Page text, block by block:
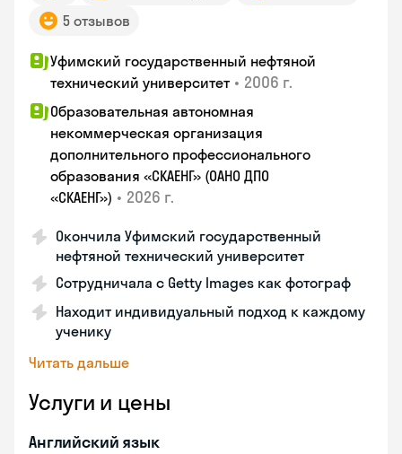
5 отзывов
Уфимский государственный нефтяной
технический университет • 2006 г.
Образовательная автономная
некоммерческая организация
дополнительного профессионального
образования «СКАЕНГ» (ОАНО ДПО
«СКАЕНГ») • 2026 г.
Окончила Уфимский государственный
нефтяной технический университет
Сотрудничала с Getty Images как фотограф
Находит индивидуальный подход к каждому
ученику
Читать дальше
Услуги и цены
Английский язык